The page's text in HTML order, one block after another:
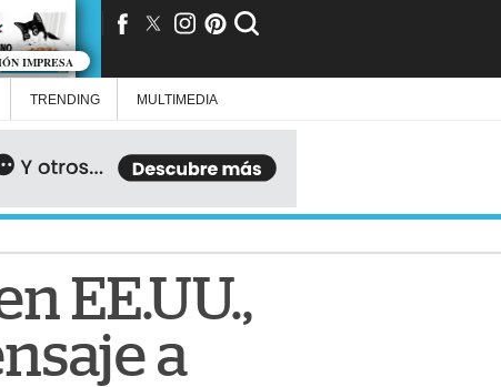
IMPRESA
TRENDING MULTIMEDIA
EE.UU.,
a